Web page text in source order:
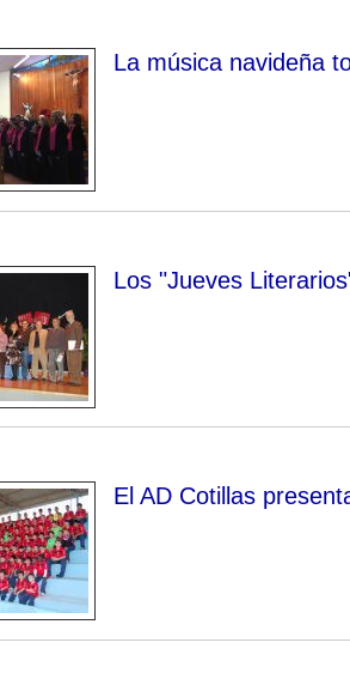
La música navideña
Los "Jueves
El AD Cotillas